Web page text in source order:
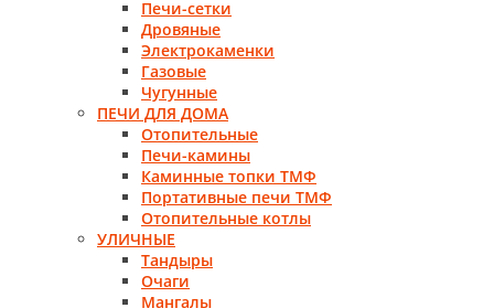
Печи-сетки
Дровяные
Электрокаменки
Газовые
Чугунные
ПЕЧИ ДЛЯ ДОМА
Отопительные
Печи-камины
Каминные топки ТМФ
Портативные печи ТМФ
Отопительные котлы
УЛИЧНЫЕ
Тандыры
Очаги
Мангалы